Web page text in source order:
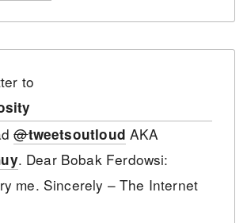
to
@tweetsoutloud AKA
. Dear Bobak Ferdowsi:
me. Sincerely – The Internet